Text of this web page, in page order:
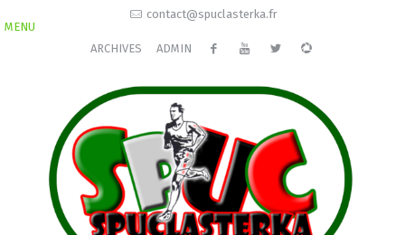
contact@spuclasterka.fr
ARCHIVES ADMIN
MENU